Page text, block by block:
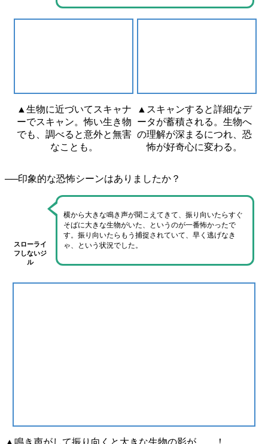
▲生物に近づいてスキャナ
ーでスキャン。怖い生き物
でも、調べると意外と無害
なことも。
▲スキャンすると詳細なデ
ータが蓄積される。生物へ
の理解が深まるにつれ、恐
怖が好奇心に変わる。
──印象的な恐怖シーンはありましたか？
スローライ
フしないジ
ル
横から大きな鳴き声が聞こえてきて、 振り向いたらすぐ
そばに大きな生物がいた、というのが一番怖かったで
す。振り向いたらもう捕捉されていて、 早く逃げなき
ゃ、という状況でした。